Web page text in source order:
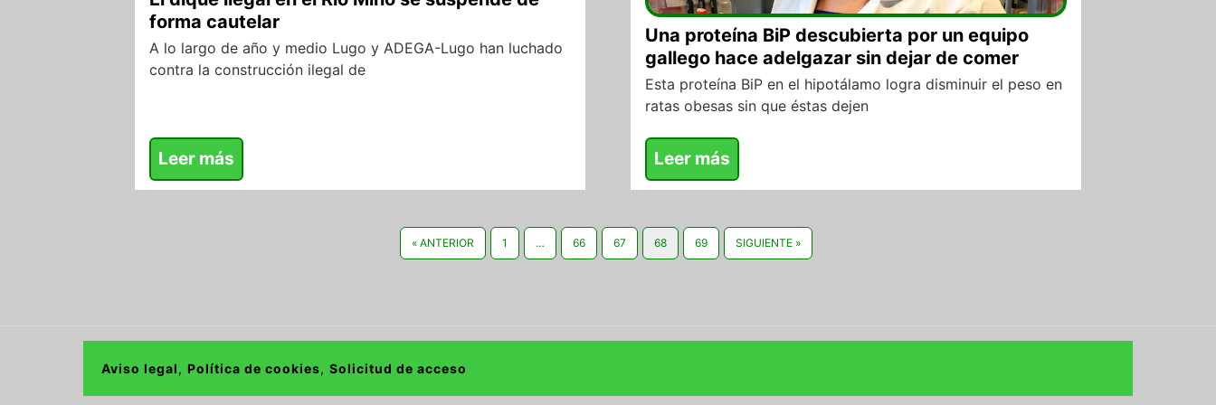
forma cautelar
A lo largo de año y medio Lugo y ADEGA-Lugo han luchado
contra la construcción ilegal de
Leer más
Una proteína BiP descubierta por un equipo
gallego hace adelgazar sin dejar de comer
Esta proteína BiP en el hipotálamo logra disminuir el peso en
ratas obesas sin que éstas dejen
Leer más
« ANTERIOR 1 … 66 67 68 69 SIGUIENTE »
Aviso legal, Política de cookies, Solicitud de acceso